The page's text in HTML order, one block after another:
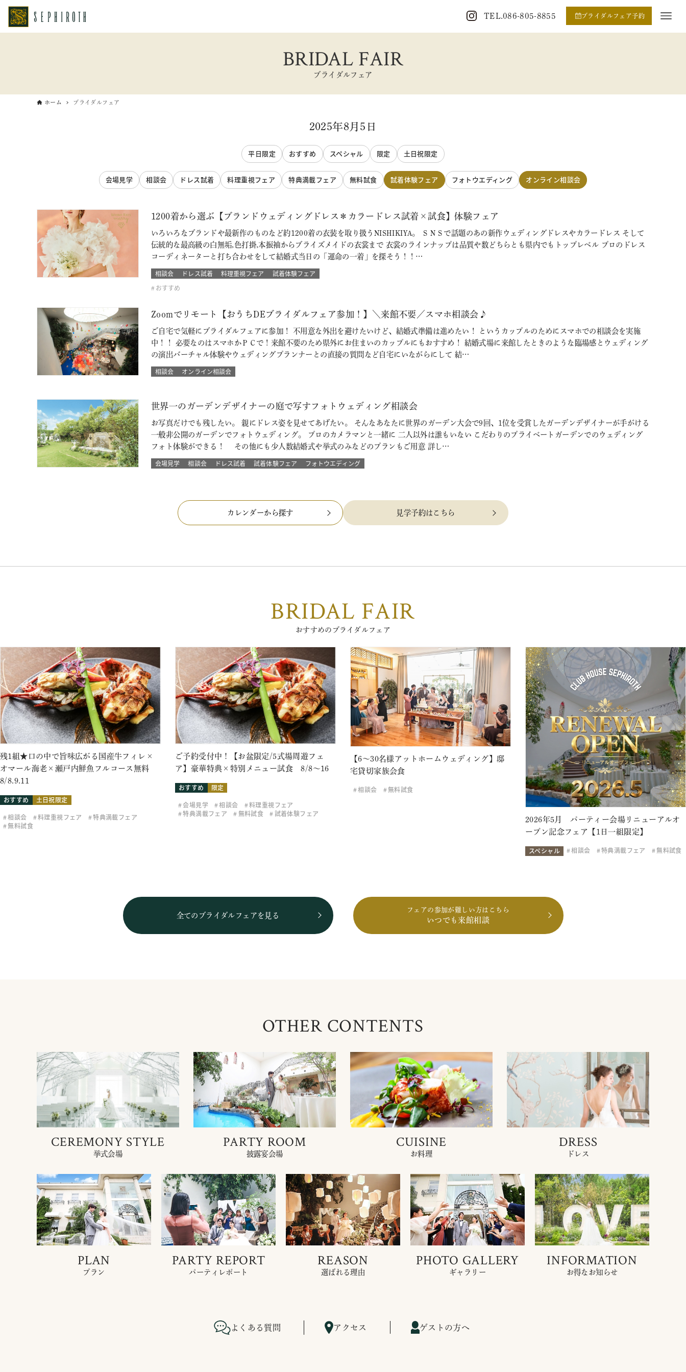
TEL.086-805-8855 ブライダルフェア予約
BRIDAL FAIR
ブライダルフェア
ホーム ブライダルフェア
2025年8月5日
平日限定 おすすめ スペシャル 限定 土日祝限定
会場見学 相談会 ドレス試着 料理重視フェア 特典満載フェア 無料試食 試着体験フェア フォトウエディング オンライン相談会
1200着から選ぶ【ブランドウェディングドレス＊カラードレス試着×試食】体験フェア
いろいろなブランドや最新作のものなど約1200着の衣装を取り扱うNISHIKIYA。 ＳＮＳで話題のあの新作ウェディングドレスやカラードレス そして
伝統的な最高級の白無垢,色打掛,本振袖からブライズメイドの衣裳まで 衣裳のラインナップは品質や数どちらとも県内でもトップレベル プロのドレス
コーディネーターと打ち合わせをして結婚式当日の「運命の一着」を探そう！！…
相談会 ドレス試着 料理重視フェア
試着体験フェア
おすすめ
Zoomでリモート【おうちDEブライダルフェア参加！】＼来館不要／スマホ相談会♪
ご自宅で気軽にブライダルフェアに参加！ 不用意な外出を避けたいけど、結婚式準備は進めたい！ というカップルのためにスマホでの相談会を実施
中！！ 必要なのはスマホかＰＣで！来館不要のため県外にお住まいのカップルにもおすすめ！ 結婚式場に来館したときのような臨場感とウェディング
の演出バーチャル体験やウェディングプランナーとの直接の質問など自宅にいながらにして 結…
相談会 オンライン相談会
世界一のガーデンデザイナーの庭で写すフォトウェディング相談会
お写真だけでも残したい。 親にドレス姿を見せてあげたい。 そんなあなたに世界のガーデン大会で9回、1位を受賞したガーデンデザイナーが手がける
一般非公開のガーデンでフォトウェディング。 プロのカメラマンと一緒に 二人以外は誰もいない こだわりのプライベートガーデンでのウェディング
フォト体験ができる！ その他にも少人数結婚式や挙式のみなどのプランもご用意 詳し…
会場見学 相談会 ドレス試着 試着体験フェア フォトウエディング
カレンダーから探す 見学予約はこちら
BRIDAL FAIR
おすすめのブライダルフェア
残1組★口の中で旨味広がる国産牛フィレ×
オマール海老×瀬戸内鮮魚フルコース無料
8/8.9.11
おすすめ
土日祝限定
相談会
料理重視フェア
特典満載フェア
無料試食
ご予約受付中！【お盆限定/5式場周遊フェ
ア】豪華特典×特別メニュー試食 8/8～16
おすすめ
限定
会場見学
相談会
料理重視フェア
特典満載フェア
無料試食 試着体験フェア
【6～30名様アットホームウェディング】邸
宅貸切家族会食
相談会 無料試食
2026年5月 パーティー会場リニューアルオ
ープン記念フェア【1日一組限定】
スペシャル 相談会 特典満載フェア 無料試食
全てのブライダルフェアを見る
フェアの参加が難しい方はこちら
いつでも来館相談
OTHER CONTENTS
CEREMONY STYLE
挙式会場
PARTY ROOM
披露宴会場
CUISINE
お料理
DRESS
ドレス
PLAN
プラン
PARTY REPORT
パーティレポート
REASON
選ばれる理由
PHOTO GALLERY
ギャラリー
INFORMATION
お得なお知らせ
よくある質問 アクセス ゲストの方へ